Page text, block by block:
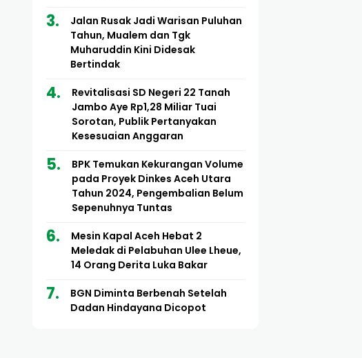
Jalan Rusak Jadi Warisan Puluhan
Tahun, Mualem dan Tgk
Muharuddin Kini Didesak
Bertindak
Revitalisasi SD Negeri 22 Tanah
Jambo Aye Rp1,28 Miliar Tuai
Sorotan, Publik Pertanyakan
Kesesuaian Anggaran
BPK Temukan Kekurangan Volume
pada Proyek Dinkes Aceh Utara
Tahun 2024, Pengembalian Belum
Sepenuhnya Tuntas
Mesin Kapal Aceh Hebat 2
Meledak di Pelabuhan Ulee Lheue,
14 Orang Derita Luka Bakar
BGN Diminta Berbenah Setelah
Dadan Hindayana Dicopot